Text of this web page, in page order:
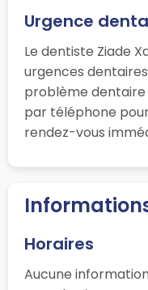
Urgence
Le dentiste Ziade
urgences
problème
par téléphone
rendez-vous
Horaires
Aucune